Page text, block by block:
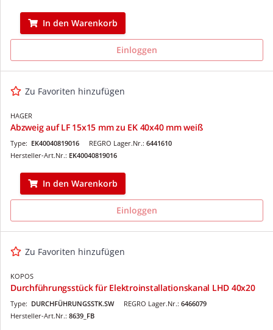
In den Warenkorb
Einloggen
Zu Favoriten hinzufügen
HAGER
Abzweig auf LF 15x15 mm zu EK 40x40 mm weiß
REGRO Lager.Nr.: 6441610
Type: EK40040819016
Hersteller-Art.Nr.: EK40040819016
In den Warenkorb
Einloggen
Zu Favoriten hinzufügen
KOPOS
Durchführungsstück für Elektroinstallationskanal LHD 40x20
REGRO Lager.Nr.: 6466079
Type: DURCHFÜHRUNGSSTK.SW
Hersteller-Art.Nr.: 8639_FB